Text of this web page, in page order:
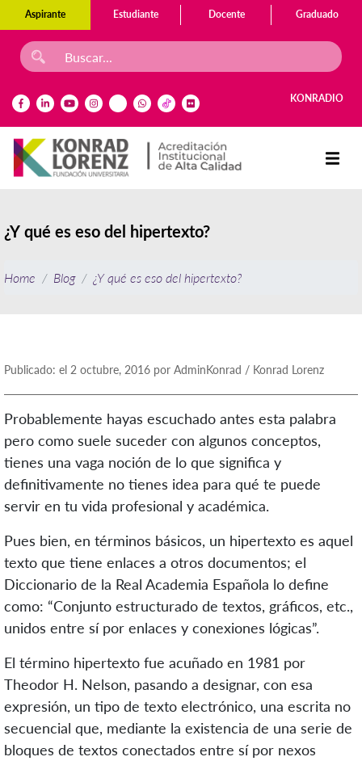
Aspirante Estudiante Docente Graduado
KONRADIO
¿Y qué es eso del hipertexto?
Home Blog ¿Y qué es eso del hipertexto?
Publicado: el 2 octubre, 2016 por AdminKonrad / Konrad Lorenz
Probablemente hayas escuchado antes esta palabra
pero como suele suceder con algunos conceptos,
tienes una vaga noción de lo que significa y
definitivamente no tienes idea para qué te puede
servir en tu vida profesional y académica.
Pues bien, en términos básicos, un hipertexto es aquel
texto que tiene enlaces a otros documentos; el
Diccionario de la Real Academia Española lo define
como: “Conjunto estructurado de textos, gráficos, etc.,
unidos entre sí por enlaces y conexiones lógicas”.
El término hipertexto fue acuñado en 1981 por
Theodor H. Nelson, pasando a designar, con esa
expresión, un tipo de texto electrónico, una escrita no
secuencial que, mediante la existencia de una serie de
bloques de textos conectados entre sí por nexos